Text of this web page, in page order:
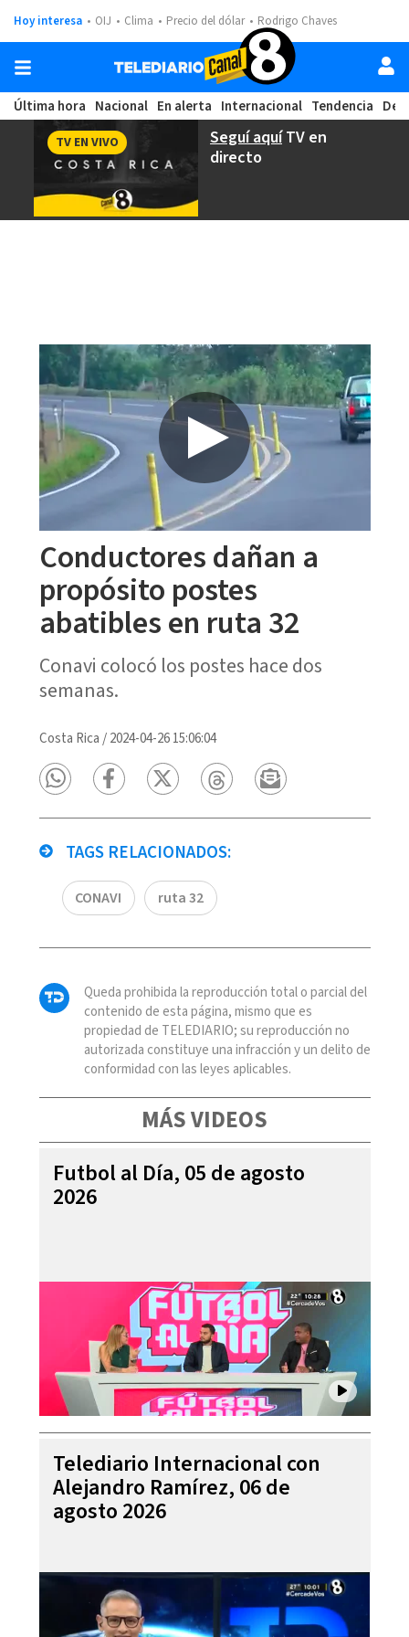
Hoy interesa OIJ Clima Precio del dólar Rodrigo Chaves
Última hora Nacional En alerta Internacional Tendencia
Seguí aquíTV en
directo
TV EN VIVO
Conductores dañan a
propósito postes
abatibles en ruta 32
Conavi colocó los postes hace dos
semanas.
Costa Rica /2024-04-26 15:06:04
TAGS RELACIONADOS:
CONAVI ruta 32
Queda prohibida la reproducción total o parcial del
contenido de esta página, mismo que es
propiedad de TELEDIARIO; su reproducción no
autorizada constituye una infracción y un delito de
conformidad con las leyes aplicables.
MÁS VIDEOS
Futbol al Día, 05 de agosto
2026
Telediario Internacional con
Alejandro Ramírez, 06 de
agosto 2026